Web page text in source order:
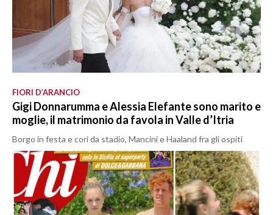
FIORI D’ARANCIO
Gigi Donnarumma e Alessia Elefante sono marito e
moglie, il matrimonio da favola in Valle d’Itria
Borgo in festa e cori da stadio, Mancini e Haaland fra gli ospiti